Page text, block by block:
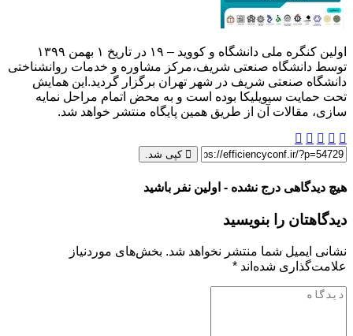
اولین کنگره ملی دانشگاه و کووید – ۱۹ در تاریخ ۱ بهمن ۱۳۹۹
توسط دانشگاه صنعتی شریف،مرکز مشاوره و خدمات روانشناختی
دانشگاه صنعتی شریف در شهر تهران برگزار گردید.این همایش
تحت حمایت سیویلیکا بوده است و به محض اتمام مراحل نمایه
سازی، مقالات آن از طریق همین پایگاه منتشر خواهد شد.
کپی شد.
هیچ دیدگاهی درج نشده - اولین نفر باشید
دیدگاهتان را بنویسید
نشانی ایمیل شما منتشر نخواهد شد. بخش‌های موردنیاز
علامت‌گذاری شده‌اند *